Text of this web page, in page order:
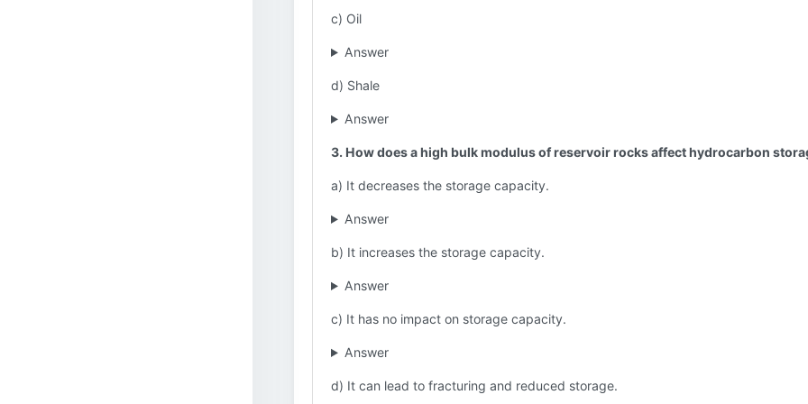
c) Oil
Answer
d) Shale
Answer
3. How does a high bulk modulus of reservoir rocks affect hydrocarbon
a) It decreases the storage capacity.
Answer
b) It increases the storage capacity.
Answer
c) It has no impact on storage capacity.
Answer
d) It can lead to fracturing and reduced storage.